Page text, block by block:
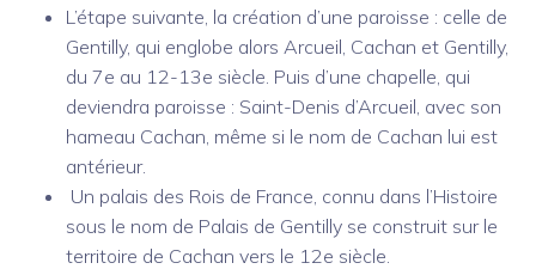
L’étape suivante, la création d’une paroisse : celle de
Gentilly, qui englobe alors Arcueil, Cachan et Gentilly,
du 7e au 12-13e siècle. Puis d’une chapelle, qui
deviendra paroisse : Saint-Denis d’Arcueil, avec son
hameau Cachan, même si le nom de Cachan lui est
antérieur.
Un palais des Rois de France, connu dans l’Histoire
sous le nom de Palais de Gentilly se construit sur le
territoire de Cachan vers le 12e siècle.